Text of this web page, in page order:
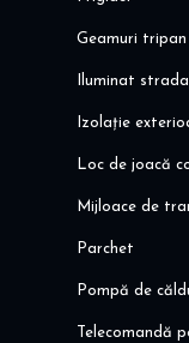
Geamuri tripan
Iluminat stradal
Izolație
Loc de joacă
Mijloace de
Parchet
Pompă de
Telecomandă